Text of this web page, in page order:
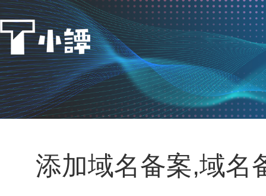
添加域名备案,域名